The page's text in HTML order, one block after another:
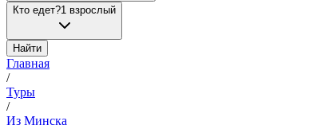
Кто едет?1 взрослый
Найти
Главная
/
Туры
/
Из Минска